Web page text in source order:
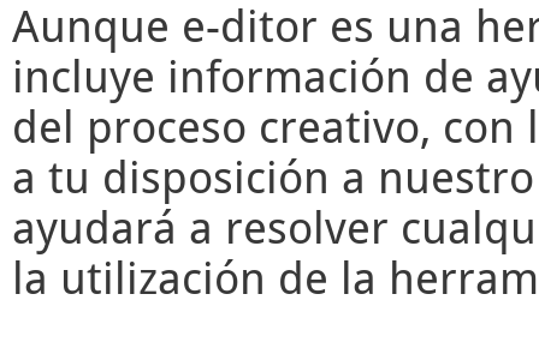
Aunque e-ditor es una
incluye información de
del proceso creativo,
a tu disposición a
ayudará a resolver
la utilización de la